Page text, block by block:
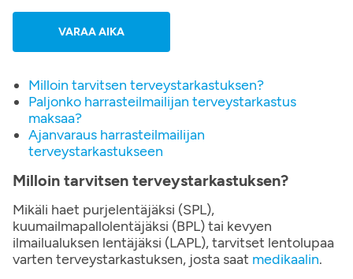
VARAA AIKA
Milloin tarvitsen terveystarkastuksen?
Paljonko harrasteilmailijan terveystarkastus
maksaa?
Ajanvaraus harrasteilmailijan
terveystarkastukseen
Milloin tarvitsen terveystarkastuksen?
Mikäli haet purjelentäjäksi (SPL),
kuumailmapallolentäjäksi (BPL) tai kevyen
ilmailualuksen lentäjäksi (LAPL), tarvitset lentolupaa
varten terveystarkastuksen, josta saat medikaalin.